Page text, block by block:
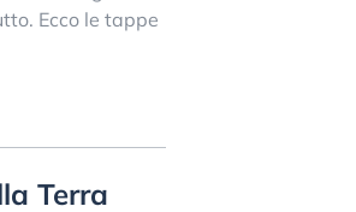
Ecco le tappe
Terra